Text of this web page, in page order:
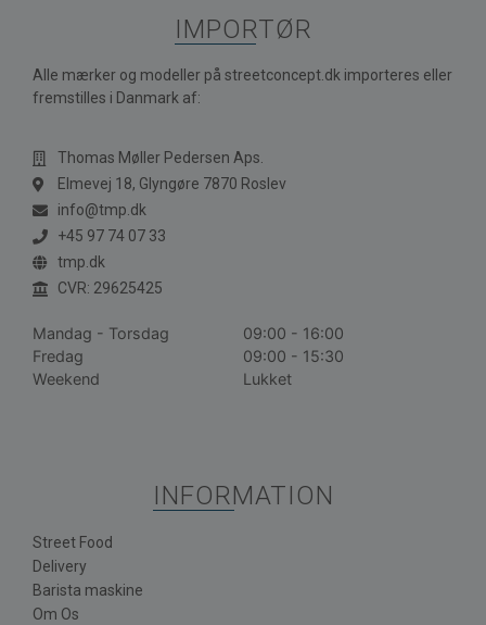
IMPORTØR
Alle mærker og modeller på streetconcept.dk importeres eller
fremstilles i Danmark af:
Thomas Møller Pedersen Aps.
Elmevej 18, Glyngøre 7870 Roslev
info@tmp.dk
+45 97 74 07 33
tmp.dk
CVR: 29625425
Mandag - Torsdag
09:00 - 16:00
Fredag
09:00 - 15:30
Weekend
Lukket
INFORMATION
Street Food
Delivery
Barista maskine
Om Os